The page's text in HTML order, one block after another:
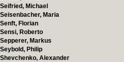
Seifried, Michael
Seisenbacher, Maria
Senft, Florian
Sensi, Roberto
Sepperer, Markus
Seybold, Philip
Shevchenko, Alexander